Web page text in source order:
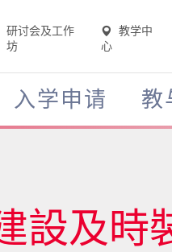
研讨会及工作
坊
教学中
心
入学申请 教
設及時